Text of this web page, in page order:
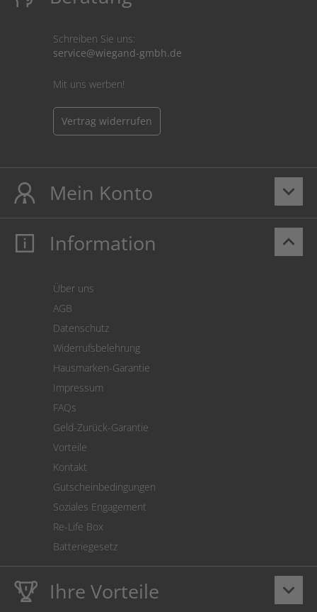
Schreiben Sie uns:
service@wiegand-gmbh.de
Mit uns werben!
Vertrag widerrufen
keyboard_arrow_down
Mein Konto
Mein Konto
Cookie Einstellungen
keyboard_arrow_up
Information
Über uns
AGB
Datenschutz
Widerrufsbelehrung
Hausmarken-Garantie
Impressum
FAQs
Geld-Zurück-Garantie
Vorteile
Kontakt
Gutscheinbedingungen
Soziales Engagement
Re-Life Box
Batteriegesetz
keyboard_arrow_down
Ihre Vorteile